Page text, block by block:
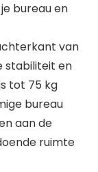
bureau en
van
stabiliteit en
tot 75 kg
bureau
aan de
ruimte